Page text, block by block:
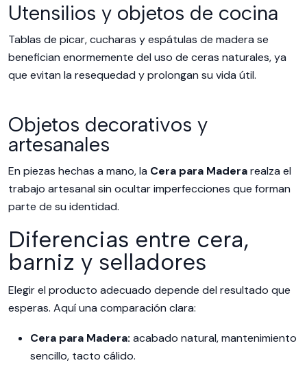
Utensilios y objetos de cocina
Tablas de picar, cucharas y espátulas de madera se
benefician enormemente del uso de ceras naturales, ya
que evitan la resequedad y prolongan su vida útil.
Objetos decorativos y
artesanales
En piezas hechas a mano, la Cera para Maderarealza el
trabajo artesanal sin ocultar imperfecciones que forman
parte de su identidad.
Diferencias entre cera,
barniz y selladores
Elegir el producto adecuado depende del resultado que
esperas. Aquí una comparación clara:
Cera para Madera: acabado natural, mantenimiento
sencillo, tacto cálido.